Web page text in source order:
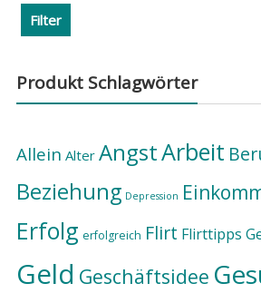
Filter
Produkt Schlagwörter
Allein Alter AngstArbeit
Beziehung Depression
Erfolg erfolgreich Flirt Flirttipps
Geld Geschäftsidee